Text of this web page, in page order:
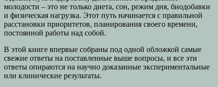
молодости – это не только диета, сон, режим дня, биодобавки
и физическая нагрузка. Этот путь начинается с правильной
расстановки приоритетов, планирования своего времени,
постоянной работы над собой.
В этой книге впервые собраны под одной обложкой самые
свежие ответы на поставленные выше вопросы, и все эти
ответы опираются на научно доказанные экспериментальные
или клинические результаты.